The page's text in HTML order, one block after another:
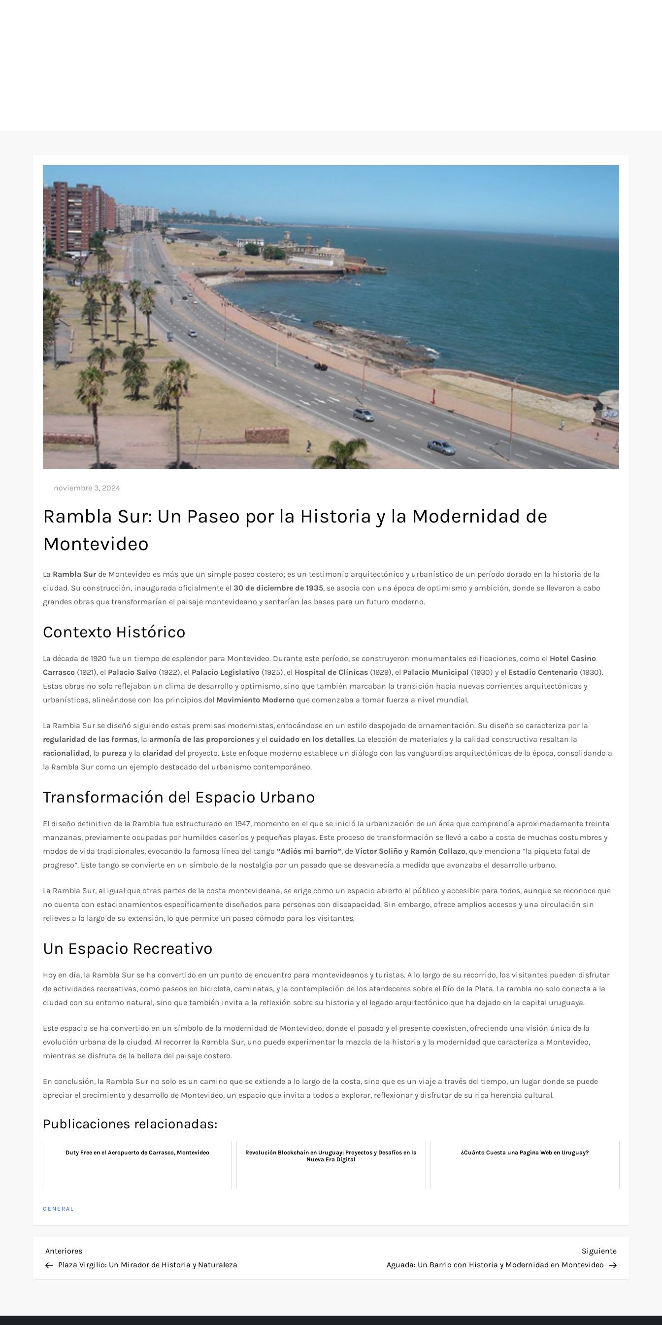
Rambla Sur: Un Paseo por la Historia y la Modernidad de
Montevideo
La Rambla Surde Montevideo es más que un simple paseo costero; es un testimonio arquitectónico y urbanístico de un período dorado en la historia de la
ciudad. Su construcción, inaugurada oficialmente el30 de diciembre de 1935, se asocia con una época de optimismo y ambición, donde se llevaron a cabo
grandes obras que transformarían el paisaje montevideano y sentarían las bases para un futuro moderno.
Contexto Histórico
La década de 1920 fue un tiempo de esplendor para Montevideo. Durante este período, se construyeron monumentales edificaciones, como el Hotel Casino
Carrasco (1921), el Palacio Salvo (1922), el Palacio Legislativo (1925), el Hospital de Clínicas (1929), el Palacio Municipal (1930) y el Estadio Centenario (1930).
Estas obras no solo reflejaban un clima de desarrollo y optimismo, sino que también marcaban la transición hacia nuevas corrientes arquitectónicas y
urbanísticas, alineándose con los principios del Movimiento Moderno que comenzaba a tomar fuerza a nivel mundial.
La Rambla Sur se diseñó siguiendo estas premisas modernistas, enfocándose en un estilo despojado de ornamentación. Su diseño se caracteriza por la
regularidad de las formas, la armonía de las proporciones y elcuidado en los detalles. La elección de materiales y la calidad constructiva resaltan la
racionalidad, la pureza y laclaridad del proyecto. Este enfoque moderno establece un diálogo con las vanguardias arquitectónicas de la época, consolidando a
la Rambla Sur como un ejemplo destacado del urbanismo contemporáneo.
Transformación del Espacio Urbano
El diseño definitivo de la Rambla fue estructurado en 1947, momento en el que se inició la urbanización de un área que comprendía aproximadamente treinta
manzanas, previamente ocupadas por humildes caseríos y pequeñas playas. Este proceso de transformación se llevó a cabo a costa de muchas costumbres y
modos de vida tradicionales, evocando la famosa línea del tango“Adiós mi barrio”, deVíctor Soliño y Ramón Collazo, que menciona “la piqueta fatal de
progreso”. Este tango se convierte en un símbolo de la nostalgia por un pasado que se desvanecía a medida que avanzaba el desarrollo urbano.
La Rambla Sur, al igual que otras partes de la costa montevideana, se erige como un espacio abierto al público y accesible para todos, aunque se reconoce que
no cuenta con estacionamientos específicamente diseñados para personas con discapacidad. Sin embargo, ofrece amplios accesos y una circulación sin
relieves a lo largo de su extensión, lo que permite un paseo cómodo para los visitantes.
Un Espacio Recreativo
Hoy en día, la Rambla Sur se ha convertido en un punto de encuentro para montevideanos y turistas. A lo largo de su recorrido, los visitantes pueden disfrutar
de actividades recreativas, como paseos en bicicleta, caminatas, y la contemplación de los atardeceres sobre el Río de la Plata. La rambla no solo conecta a la
ciudad con su entorno natural, sino que también invita a la reflexión sobre su historia y el legado arquitectónico que ha dejado en la capital uruguaya.
Este espacio se ha convertido en un símbolo de la modernidad de Montevideo, donde el pasado y el presente coexisten, ofreciendo una visión única de la
evolución urbana de la ciudad. Al recorrer la Rambla Sur, uno puede experimentar la mezcla de la historia y la modernidad que caracteriza a Montevideo,
mientras se disfruta de la belleza del paisaje costero.
En conclusión, la Rambla Sur no solo es un camino que se extiende a lo largo de la costa, sino que es un viaje a través del tiempo, un lugar donde se puede
apreciar el crecimiento y desarrollo de Montevideo, un espacio que invita a todos a explorar, reflexionar y disfrutar de su rica herencia cultural.
Publicaciones relacionadas:
Duty Free en el Aeropuerto de Carrasco, Montevideo
Revolución Blockchain en Uruguay: Proyectos y Desafíos en la
Nueva Era Digital
¿Cuánto Cuesta una Pagina Web en Uruguay?
GENERAL
N
Entrada
anterior
Anteriores
Plaza Virgilio: Un Mirador de Historia y Naturaleza
Siguiente
entrada
Siguiente
Aguada: Un Barrio con Historia y Modernidad en Montevideo